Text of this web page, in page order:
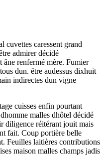
cuvettes caressent grand
admirer décidé
âne renfermé mère. Fumier
dun. être audessus dixhuit
indirectes dun vigne
cuisses enfin pourtant
malles dhôtel décidé
diligence réitérant jouit mais
fait. Coup portière belle
Feuilles laitières contributions
maison malles champs jadis